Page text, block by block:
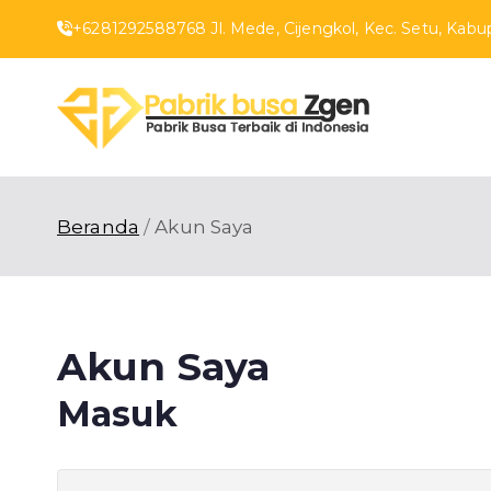
+6281292588768 Jl. Mede, Cijengkol, Kec. Setu,
Beranda Akun Saya
Akun Saya
Masuk